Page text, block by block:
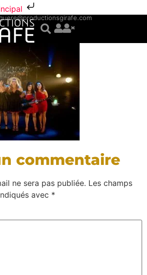
commentaire
ne sera pas publiée. Les champs
avec *